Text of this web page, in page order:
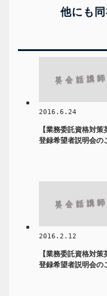
他にも
2016.6.24
【業務委託資格対
登録希望者説明会の
2016.2.12
【業務委託資格対
登録希望者説明会の